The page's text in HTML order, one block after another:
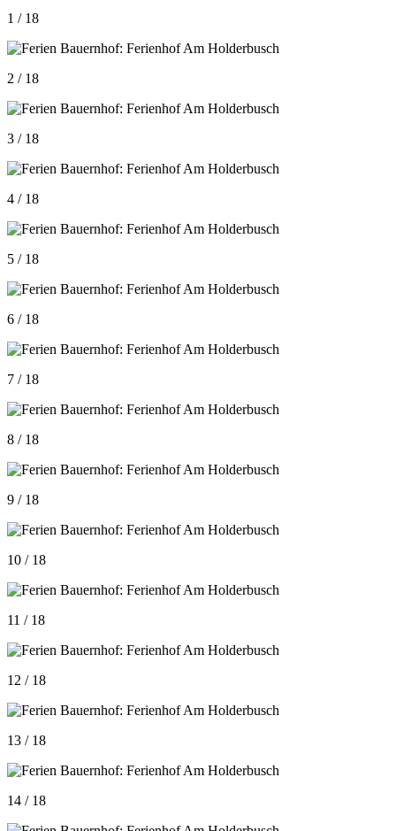
1 / 18
2 / 18
3 / 18
4 / 18
5 / 18
6 / 18
7 / 18
8 / 18
9 / 18
10 / 18
11 / 18
12 / 18
13 / 18
14 / 18